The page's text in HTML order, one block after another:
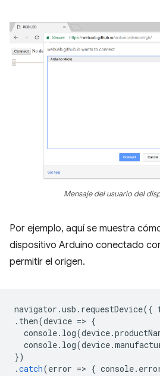
Mensaje del usuario del
Por ejemplo, aquí se muestra
dispositivo Arduino conectado
permitir el origen.
navigator .usb . requestDevice({
. then(device => {
console. log(device.
console. log(device.
})
.catch(error => { console.